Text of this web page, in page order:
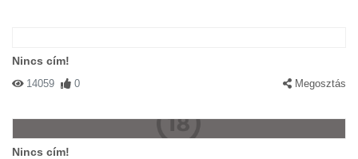
Nincs cím!
14059 0 Megosztás
Nincs cím!